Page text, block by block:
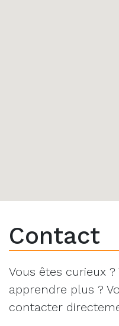
Contact
Vous êtes curieux
apprendre plus ?
contacter